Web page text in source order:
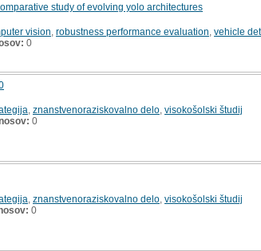
study of evolving yolo architectures
vision robustness performance evaluation vehicle
0
znanstvenoraziskovalno delo visokošolski študij
0
znanstvenoraziskovalno delo visokošolski študij
0